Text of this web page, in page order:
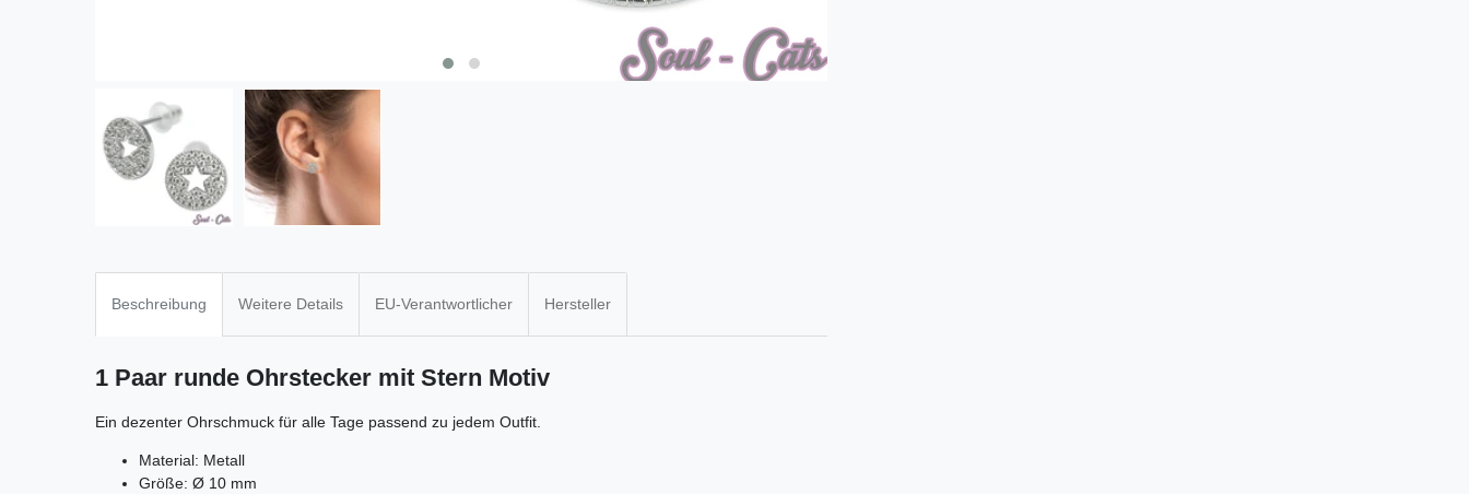
Beschreibung Weitere Details EU-Verantwortlicher Hersteller
1 Paar runde Ohrstecker mit Stern Motiv
Ein dezenter Ohrschmuck für alle Tage passend zu jedem Outfit.
Material: Metall
Größe: Ø 10 mm